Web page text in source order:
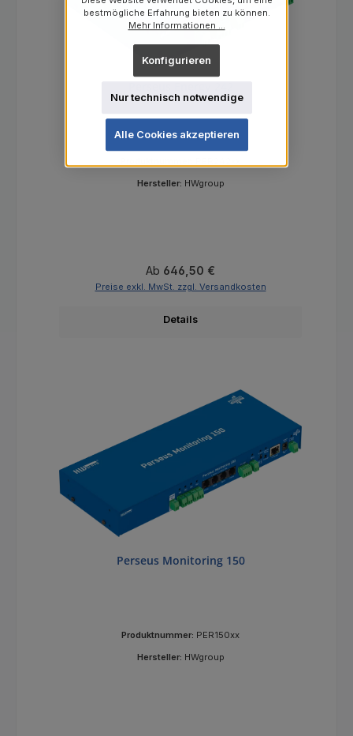
Hersteller: HWgroup
Regulärer Preis:
Ab 646,50 €
Preise exkl. MwSt. zzgl. Versandkosten
Details
Perseus Monitoring 150
Produktnummer: PER150xx
Hersteller: HWgroup
bestmögliche Erfahrung bieten zu können.
Mehr Informationen ...
Nur technisch notwendige
Konfigurieren
Alle Cookies akzeptieren